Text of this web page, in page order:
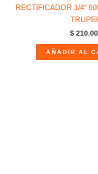
RECTIFICADOR 1/4″
$
AÑADIR AL